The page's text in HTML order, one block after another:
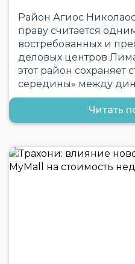
Район Агиос
праву считается
востребованных и
деловых центров
этот район сохраняет
середины» между
Читать